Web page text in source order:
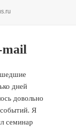
дней
довольно
Я
семинар